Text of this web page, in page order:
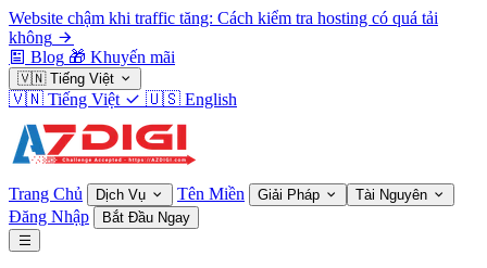
Website chậm khi traffic tăng: Cách kiểm tra hosting có quá tải
không
Blog 🎁 Khuyến mãi
🇻🇳 Tiếng Việt
🇻🇳 Tiếng Việt 🇺🇸 English
Trang Chủ Dịch Vụ Tên Miền Giải Pháp Tài Nguyên
Đăng Nhập Bắt Đầu Ngay